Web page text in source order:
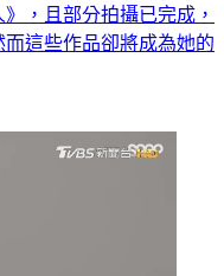
，且部分拍攝已完成，
這些作品卻將成為她的